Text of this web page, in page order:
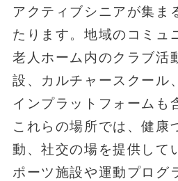
アクティブシニアが集ま
たります。地域のコミュ
老人ホーム内のクラブ活
設、カルチャースクール
インプラットフォームも
これらの場所では、健康
動、社交の場を提供して
ポーツ施設や運動プログ